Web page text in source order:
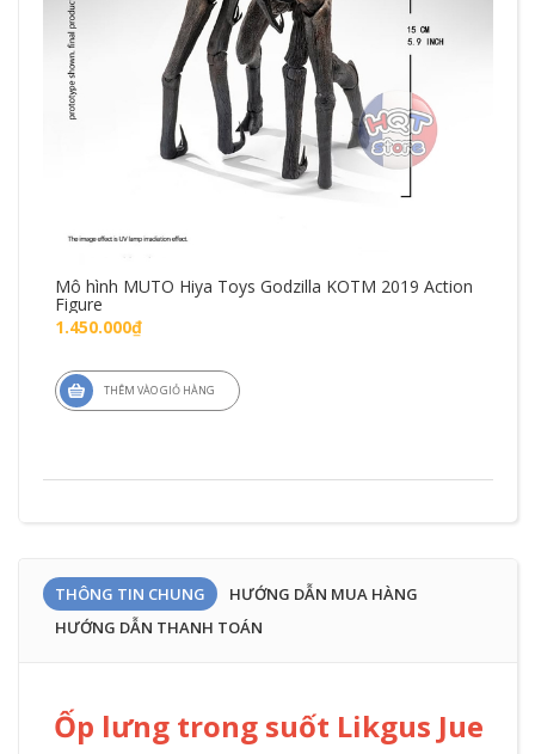
Mô hình MUTO Hiya Toys Godzilla KOTM 2019 Action
Figure
1.450.000₫
THÊM VÀO GIỎ HÀNG
THÔNG TIN CHUNG
HƯỚNG DẪN MUA HÀNG
HƯỚNG DẪN THANH TOÁN
Ốp lưng trong suốt Likgus Jue